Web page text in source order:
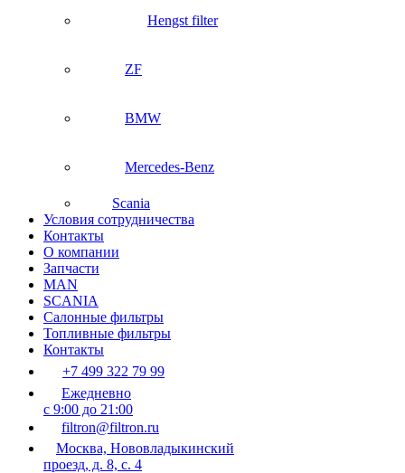
Hengst filter
ZF
BMW
Mercedes-Benz
Scania
Условия сотрудничества
Контакты
О компании
Запчасти
MAN
SCANIA
Салонные фильтры
Топливные фильтры
Контакты
+7 499 322 79 99
Ежедневно
с 9:00 до 21:00
filtron@filtron.ru
Москва, Нововладыкинский
проезд, д. 8, с. 4